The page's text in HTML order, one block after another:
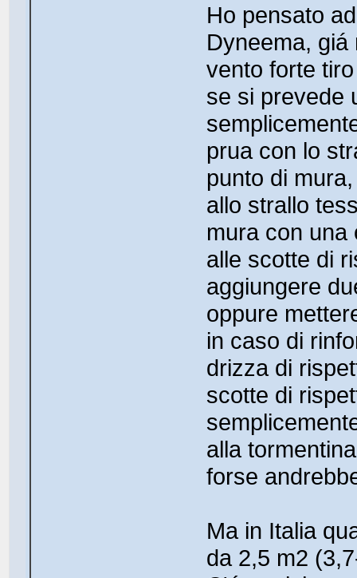
Ho pensato
Dyneema,
vento forte
se si prevede
prua con lo
punto di
allo strallo
mura con una
alle scotte di
aggiungere
oppure
in caso di
drizza di
scotte di
alla
forse
Ma in Italia
da 2,5 m2